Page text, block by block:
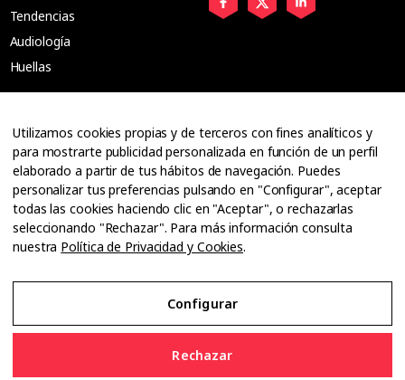
Tendencias
Audiología
Huellas
Entrevistas
Tribuna
Ópticos
Cuadernos
Guías
Ofertas de empleo
Utilizamos cookies propias y de terceros con fines analíticos y
para mostrarte publicidad personalizada en función de un perfil
elaborado a partir de tus hábitos de navegación. Puedes
personalizar tus preferencias pulsando en "Configurar", aceptar
todas las cookies haciendo clic en "Aceptar", o rechazarlas
seleccionando "Rechazar". Para más información consulta
nuestra Política de Privacidad y Cookies.
Configurar
Rechazar